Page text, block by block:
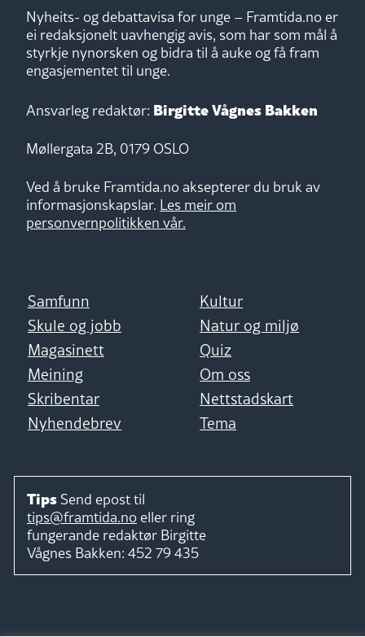
Nyheits- og debattavisa for unge – Framtida.no er
ei redaksjonelt uavhengig avis, som har som mål å
styrkje nynorsken og bidra til å auke og få fram
engasjementet til unge.
Ansvarleg redaktør: Birgitte Vågnes Bakken
Møllergata 2B, 0179 OSLO
Ved å bruke Framtida.no aksepterer du bruk av
informasjonskapslar. Les meir om
personvernpolitikken vår.
Samfunn
Kultur
Skule og jobb
Natur og miljø
Magasinett
Quiz
Meining
Om oss
Skribentar
Nettstadskart
Nyhendebrev
Tema
Tips Send epost til
tips@framtida.no eller ring
fungerande redaktør Birgitte
Vågnes Bakken: 452 79 435